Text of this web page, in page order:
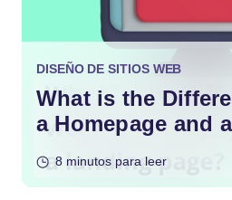
DISEÑO DE SITIOS WEB
What is the
a Homepage and
8 minutos para leer